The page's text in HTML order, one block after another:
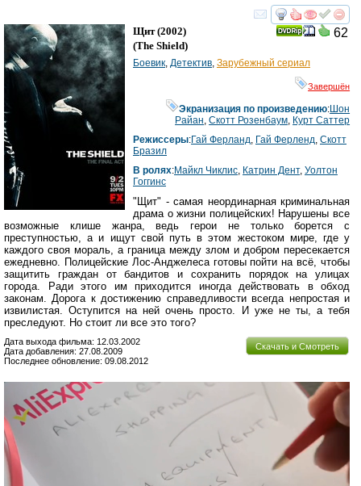
смотреть
62
Щит(2002)
(The Shield)
Боевик Детектив Зарубежный сериал
Завершён
Экранизация по произведению:Шон
Райан ,Скотт Розенбаум Курт Саттер
Режиссеры:Гай Ферланд Гай Ферленд Скотт
Бразил
В ролях:Майкл Чиклис Катрин Дент, Уолтон
Гоггинс
"Щит" - самая неординарная криминальная
драма о жизни полицейских! Нарушены все
возможные клише жанра, ведь герои не только борется с
преступностью, а и ищут свой путь в этом жестоком мире, где у
каждого своя мораль, а граница между злом и добром пересекается
ежедневно. Полицейские Лос-Анджелеса готовы пойти на всё, чтобы
защитить граждан от бандитов и сохранить порядок на улицах
города. Ради этого им приходится иногда действовать в обход
законам. Дорога к достижению справедливости всегда непростая и
извилистая. Оступится на ней очень просто. И уже не ты, а тебя
преследуют. Но стоит ли все это того?
Скачать и Смотреть
Дата выхода фильма: 12.03.2002
Дата добавления: 27.08.2009
Последнее обновление: 09.08.2012